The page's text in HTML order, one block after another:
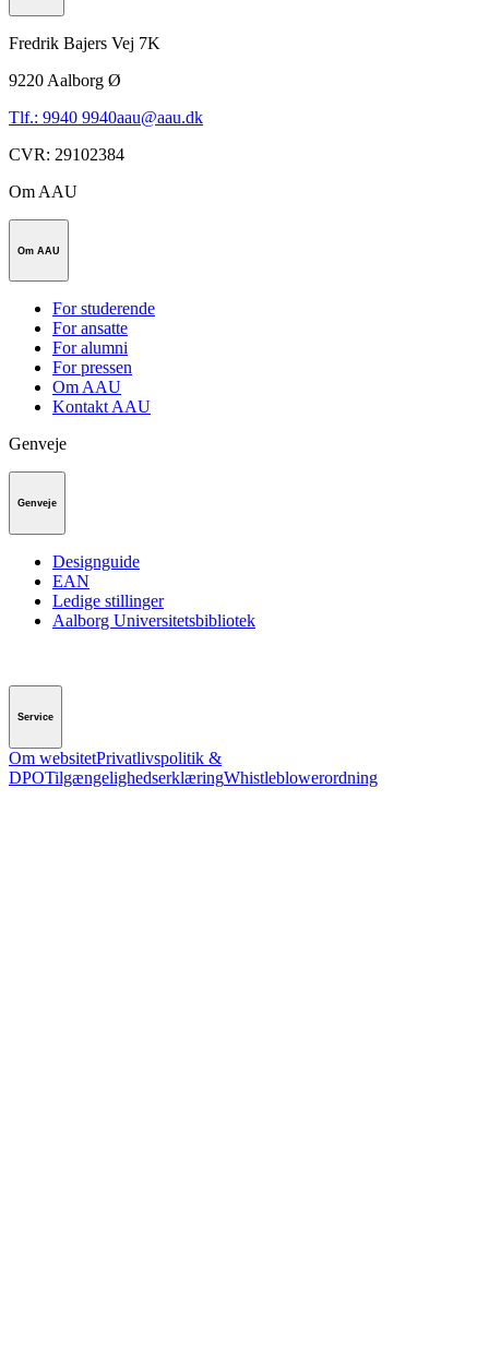
Fredrik Bajers Vej 7K
9220 Aalborg Ø
Tlf.: 9940 9940aau@aau.dk
CVR: 29102384
Om AAU
Om AAU
For studerende
For ansatte
For alumni
For pressen
Om AAU
Kontakt AAU
Genveje
Genveje
Designguide
EAN
Ledige stillinger
Aalborg Universitetsbibliotek
Service
Om websitetPrivatlivspolitik &
DPOTilgængelighedserklæringWhistleblowerordning